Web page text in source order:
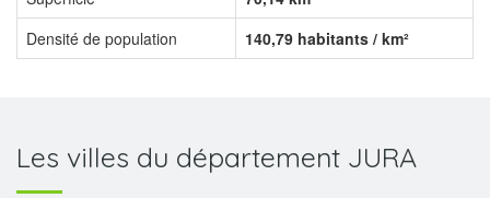
Densité de population
140,79 habitants / km²
Les villes du département JURA